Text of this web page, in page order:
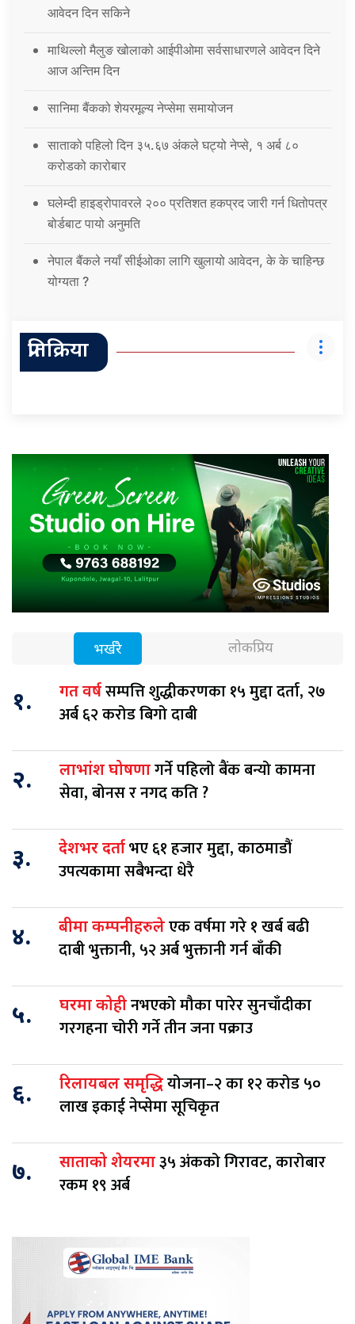
आवेदन दिन सकिने
माथिल्लो मैलुङ खोलाको आईपीओमा सर्वसाधारणले आवेदन दिने
आज अन्तिम दिन
सानिमा बैंकको शेयरमूल्य नेप्सेमा समायोजन
साताको पहिलो दिन ३५.६७ अंकले घट्यो नेप्से, १ अर्ब ८०
करोडको कारोबार
घलेम्दी हाइड्रोपावरले २०० प्रतिशत हकप्रद जारी गर्न धितोपत्र
बोर्डबाट पायो अनुमति
नेपाल बैंकले नयाँ सीईओका लागि खुलायो आवेदन, के के चाहिन्छ
योग्यता ?
प्रतिक्रिया
भर्खरै लोकप्रिय
१. गत वर्षसम्पत्ति शुद्धीकरणका १५ मुद्दा दर्ता, २७
अर्ब ६२ करोड बिगो दाबी
२. लाभांश घोषणागर्ने पहिलो बैंक बन्यो कामना
सेवा, बोनस र नगद कति ?
३. देशभर दर्ताभए ६१ हजार मुद्दा, काठमाडौं
उपत्यकामा सबैभन्दा धेरै
४. बीमा कम्पनीहरुलेएक वर्षमा गरे १ खर्ब बढी
दाबी भुक्तानी, ५२ अर्ब भुक्तानी गर्न बाँकी
५. घरमा कोहीनभएको मौका पारेर सुनचाँदीका
गरगहना चोरी गर्ने तीन जना पक्राउ
६. रिलायबल समृद्धियोजना–२ का १२ करोड ५०
लाख इकाई नेप्सेमा सूचिकृत
७. साताको शेयरमा३५ अंकको गिरावट, कारोबार
रकम १९ अर्ब